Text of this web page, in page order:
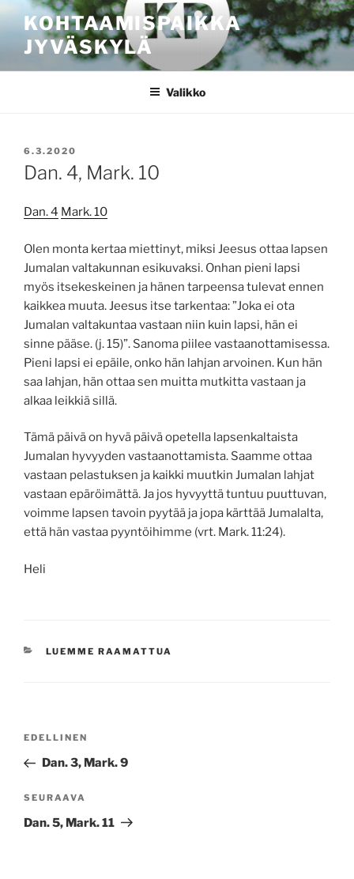
sisältöönKOHTAAMISPAIKKA
JYVÄSKYLÄ
Valikko
JULKAISTU
6.3.2020
Dan. 4, Mark. 10
Dan. 4 Mark. 10
Olen monta kertaa miettinyt, miksi Jeesus ottaa lapsen
Jumalan valtakunnan esikuvaksi. Onhan pieni lapsi
myös itsekeskeinen ja hänen tarpeensa tulevat ennen
kaikkea muuta. Jeesus itse tarkentaa: ”Joka ei ota
Jumalan valtakuntaa vastaan niin kuin lapsi, hän ei
sinne pääse. (j. 15)”. Sanoma piilee vastaanottamisessa.
Pieni lapsi ei epäile, onko hän lahjan arvoinen. Kun hän
saa lahjan, hän ottaa sen muitta mutkitta vastaan ja
alkaa leikkiä sillä.
Tämä päivä on hyvä päivä opetella lapsenkaltaista
Jumalan hyvyyden vastaanottamista. Saamme ottaa
vastaan pelastuksen ja kaikki muutkin Jumalan lahjat
vastaan epäröimättä. Ja jos hyvyyttä tuntuu puuttuvan,
voimme lapsen tavoin pyytää ja jopa kärttää Jumalalta,
että hän vastaa pyyntöihimme (vrt. Mark. 11:24).
Heli
KATEGORIAT
LUEMME RAAMATTUA
Edellinen
artikkeli
EDELLINEN
Dan. 3, Mark. 9
Seuraava
artikkeli
SEURAAVA
Dan. 5, Mark. 11